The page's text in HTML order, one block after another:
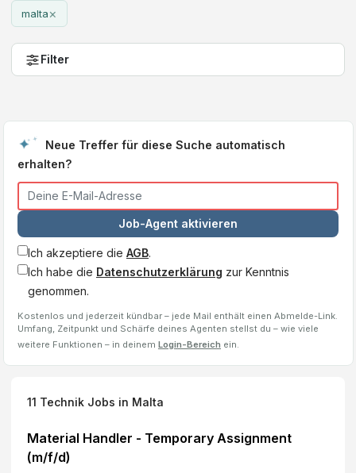
malta×
Filter
Neue Treffer für diese Suche automatisch
erhalten?
Job-Agent aktivieren
Ich akzeptiere die AGB.
Ich habe die Datenschutzerklärung zur Kenntnis
genommen.
Kostenlos und jederzeit kündbar – jede Mail enthält einen Abmelde-Link.
Umfang, Zeitpunkt und Schärfe deines Agenten stellst du – wie viele
weitere Funktionen – in deinem Login-Bereich ein.
11 Technik Jobs in Malta
Material Handler - Temporary Assignment
(m/f/d)